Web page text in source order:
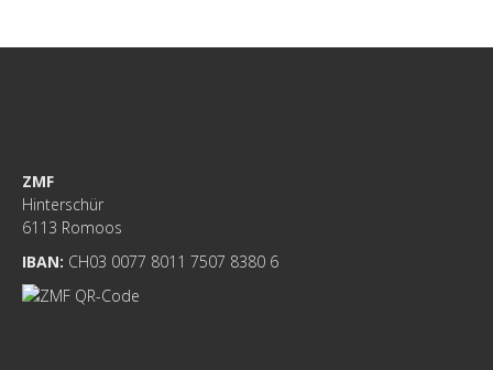
ZMF
Hinterschür
6113 Romoos
IBAN: CH03 0077 8011 7507 8380 6